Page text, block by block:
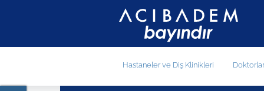
Hastaneler ve Diş Klinikleri Doktorlar